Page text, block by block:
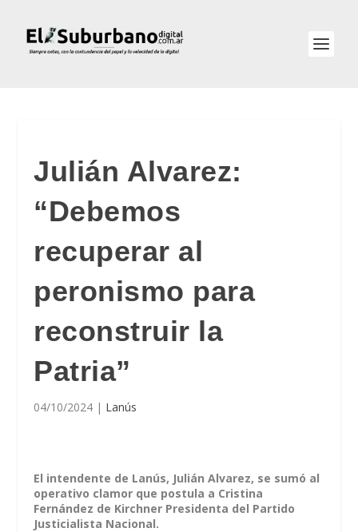
Julián Alvarez:
“Debemos
recuperar al
peronismo para
reconstruir la
Patria”
04/10/2024 | Lanús
El intendente de Lanús, Julián Alvarez, se sumó al
operativo clamor que postula a Cristina
Fernández de Kirchner Presidenta del Partido
Justicialista Nacional.